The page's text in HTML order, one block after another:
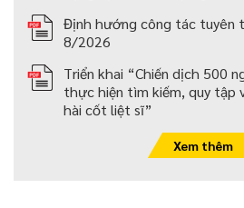
Định hướng công tác tuyên
8/2026
Triển khai “Chiến dịch 500
thực hiện tìm kiếm, quy tập
hài cốt liệt sĩ”
Xem thêm